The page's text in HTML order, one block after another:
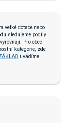
velké dotace nebo
sledujeme podíly
Pro obec
kategorie, zde
uvádíme